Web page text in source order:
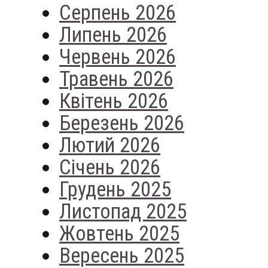
Серпень 2026
Липень 2026
Червень 2026
Травень 2026
Квітень 2026
Березень 2026
Лютий 2026
Січень 2026
Грудень 2025
Листопад 2025
Жовтень 2025
Вересень 2025